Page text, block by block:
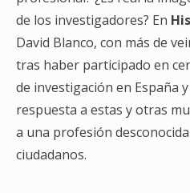
de los investigadores? En
David Blanco, con más de
tras haber participado en
de investigación en España
respuesta a estas y otras
a una profesión
ciudadanos.